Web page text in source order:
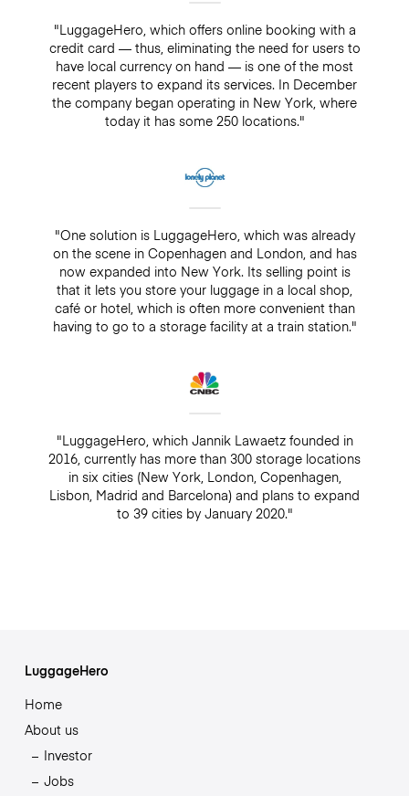
"LuggageHero, which offers online booking with a
credit card — thus, eliminating the need for users to
have local currency on hand — is one of the most
recent players to expand its services. In December
the company began operating in New York, where
today it has some 250 locations."
"One solution is LuggageHero, which was already
on the scene in Copenhagen and London, and has
now expanded into New York. Its selling point is
that it lets you store your luggage in a local shop,
café or hotel, which is often more convenient than
having to go to a storage facility at a train station."
"LuggageHero, which Jannik Lawaetz founded in
2016, currently has more than 300 storage locations
in six cities (New York, London, Copenhagen,
Lisbon, Madrid and Barcelona) and plans to expand
to 39 cities by January 2020."
LuggageHero
Home
About us
Investor
Jobs